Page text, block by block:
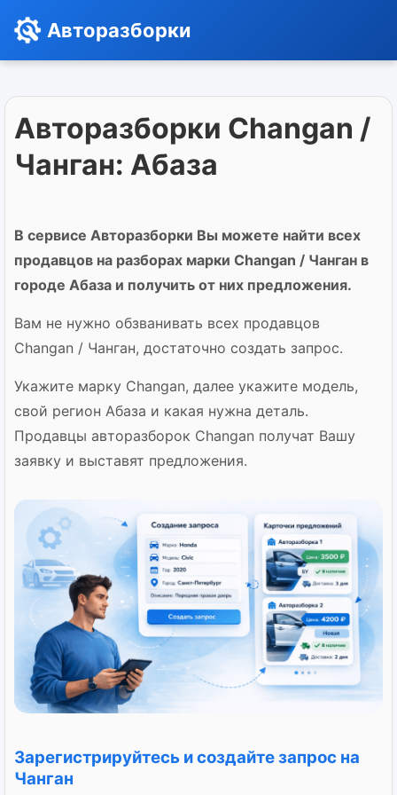
Авторазборки
Авторазборки Changan /
Чанган: Абаза
В сервисе Авторазборки Вы можете найти всех
продавцов на разборах марки Changan / Чанган в
городе Абаза и получить от них предложения.
Вам не нужно обзванивать всех продавцов
Changan / Чанган, достаточно создать запрос.
Укажите марку Changan, далее укажите модель,
свой регион Абаза и какая нужна деталь.
Продавцы авторазборок Changan получат Вашу
заявку и выставят предложения.
Зарегистрируйтесь и создайте запрос на
Чанган